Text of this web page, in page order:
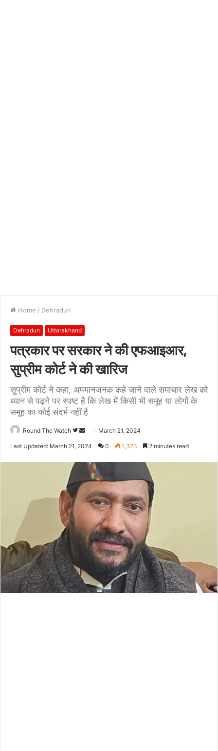
Home / Dehradun
Dehradun Uttarakhand
पत्रकार पर सरकार ने की एफआइआर,
सुप्रीम कोर्ट ने की खारिज
सुप्रीम कोर्ट ने कहा, अपमानजनक कहे जाने वाले समाचार लेख को
ध्यान से पढ़ने पर स्पष्ट है कि लेख में किसी भी समूह या लोगों के
समूह का कोई संदर्भ नहीं है
Round The Watch
Follow
Send March 21, 2024
Last Updated: March 21, 2024 0 1,323 2 minutes read